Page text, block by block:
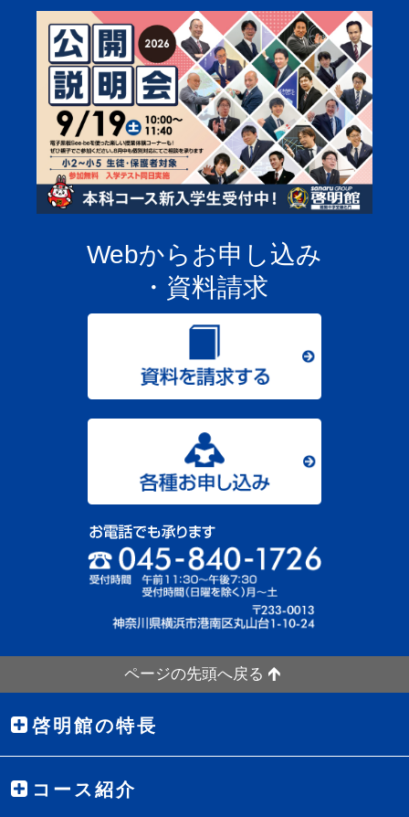
Webからお申し込み
・資料請求
ページの先頭へ戻る
啓明館の特長
コース紹介